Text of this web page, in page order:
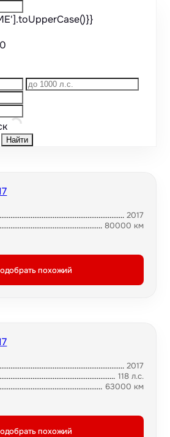
Найти
2017
80000 км
похожий
2017
118 л.с.
63000 км
похожий